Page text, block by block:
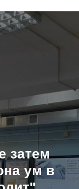
затем
ум в